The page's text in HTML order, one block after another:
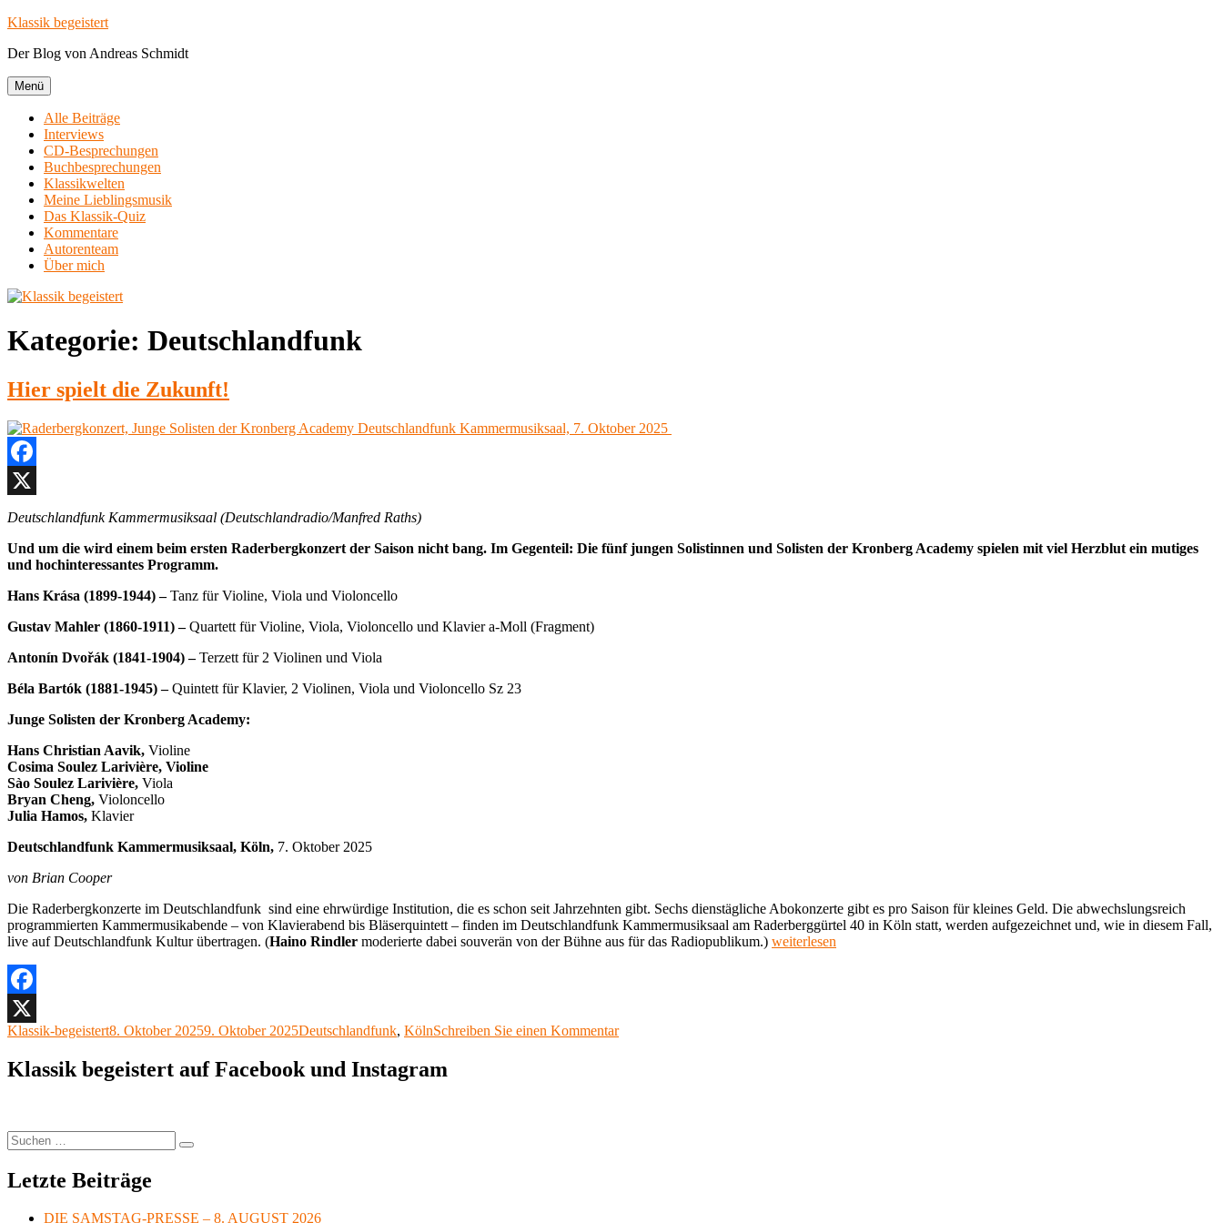
Zum
springen
Klassik begeistert
Der Blog von Andreas Schmidt
Menü
Alle Beiträge
Interviews
CD-Besprechungen
Buchbesprechungen
Klassikwelten
Meine Lieblingsmusik
Das Klassik-Quiz
Kommentare
Autorenteam
Über mich
Kategorie: Deutschlandfunk
Hier spielt die Zukunft!
Facebook
X
Deutschlandfunk Kammermusiksaal (Deutschlandradio/Manfred Raths)
Und um die wird einem beim ersten Raderbergkonzert der Saison nicht bang. Im Gegenteil: Die fünf jungen Solistinnen und Solisten der Kronberg Academy spielen mit viel Herzblut ein mutiges
und hochinteressantes Programm.
Hans Krása (1899-1944) –Tanz für Violine, Viola und Violoncello
Gustav Mahler (1860-1911) –Quartett für Violine, Viola, Violoncello und Klavier a-Moll (Fragment)
Antonín Dvořák (1841-1904) –Terzett für 2 Violinen und Viola
Béla Bartók (1881-1945) –Quintett für Klavier, 2 Violinen, Viola und Violoncello Sz 23
Junge Solisten der Kronberg Academy:
Hans Christian Aavik, Violine
Cosima Soulez Larivière, Violine
Sào Soulez Larivière, Viola
Bryan Cheng, Violoncello
Julia Hamos, Klavier
Deutschlandfunk Kammermusiksaal, Köln, 7. Oktober 2025
von Brian Cooper
Die Raderbergkonzerte im Deutschlandfunk sind eine ehrwürdige Institution, die es schon seit Jahrzehnten gibt. Sechs dienstägliche Abokonzerte gibt es pro Saison für kleines Geld. Die abwechslungsreich
programmierten Kammermusikabende – von Klavierabend bis Bläserquintett – finden im Deutschlandfunk Kammermusiksaal am Raderberggürtel 40 in Köln statt, werden aufgezeichnet und, wie in diesem Fall,
live auf Deutschlandfunk Kultur übertragen. (Haino Rindler moderierte dabei souverän von der Bühne aus für das Radiopublikum.) „Raderbergkonzert,
weiterlesen
Facebook
X
Autor
Klassik-begeistertVeröffentlicht
8. Oktober 20259. Oktober 2025Kategorien
Deutschlandfunk, KölnSchreiben Sie einen Kommentarzu
Klassik begeistert auf Facebook und Instagram
Suchen
nach:
Suchen
Letzte Beiträge
DIE SAMSTAG-PRESSE – 8. AUGUST 2026